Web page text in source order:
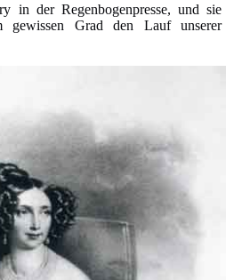
in der Regenbogenpresse, und sie
Grad den Lauf unserer